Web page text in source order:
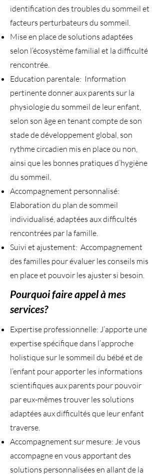
identification des troubles du sommeil et
facteurs perturbateurs du sommeil.
Mise en place de solutions adaptées
selon l’écosystème familial et la difficulté
rencontrée.
Education parentale: Information
pertinente donner aux parents sur la
physiologie du sommeil de leur enfant,
selon son âge en tenant compte de son
stade de développement global, son
rythme circadien mis en place ou non,
ainsi que les bonnes pratiques d’hygiène
du sommeil.
Accompagnement personnalisé:
Elaboration du plan de sommeil
individualisé, adaptées aux difficultés
rencontrées par la famille.
Suivi et ajustement: Accompagnement
des familles pour évaluer les conseils mis
en place et pouvoir les ajuster si besoin.
Pourquoi faire appel à mes
services?
Expertise professionnelle: J’apporte une
expertise spécifique dans l’approche
holistique sur le sommeil du bébé et de
l’enfant pour apporter les informations
scientifiques aux parents pour pouvoir
par eux-mêmes trouver les solutions
adaptées aux difficultés que leur enfant
traverse.
Accompagnement sur mesure: Je vous
accompagne en vous apportant des
solutions personnalisées en allant de la